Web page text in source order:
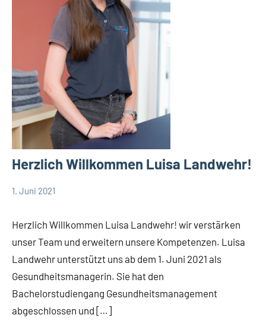
Herzlich Willkommen Luisa Landwehr!
1. Juni 2021
Herzlich Willkommen Luisa Landwehr! wir verstärken
unser Team und erweitern unsere Kompetenzen. Luisa
Landwehr unterstützt uns ab dem 1. Juni 2021 als
Gesundheitsmanagerin. Sie hat den
Bachelorstudiengang Gesundheitsmanagement
abgeschlossen und […]